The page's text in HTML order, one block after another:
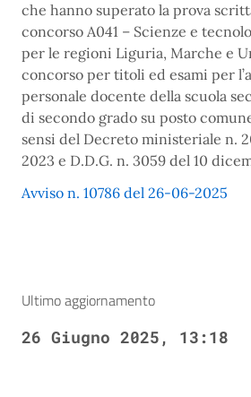
che hanno superato la prova
concorso A041 – Scienze e
per le regioni Liguria, Marche e
concorso per titoli ed esami per
personale docente della scuola
di secondo grado su posto
sensi del Decreto ministeriale n.
2023 e D.D.G. n. 3059 del 10
Avviso n. 10786 del 26-06-2025
Ultimo aggiornamento
26 Giugno 2025, 13:18